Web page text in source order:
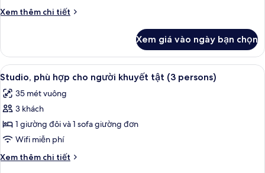
người
(2
persons)
Xem thêm chi tiết
Chi
Studio,
phù
hợp
người
khuyết
(2
persons)
Xem giá vào ngày bạn chọn
Xem
tất
cả
ảnh
Studio,
phù
hợp
cho
Bàn, khu vực làm việc phù hợp cho
8
Studio, phù hợp cho người khuyết tật (3 persons)
35 mét vuông
3 khách
1 giường đôi và 1 sofa giường đơn
Wifi miễn phí
Xem thêm chi tiết
Chi